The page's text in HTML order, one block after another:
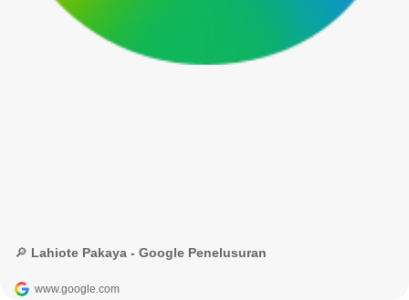
🔎 Lahiote Pakaya - Google Penelusuran
www.google.com